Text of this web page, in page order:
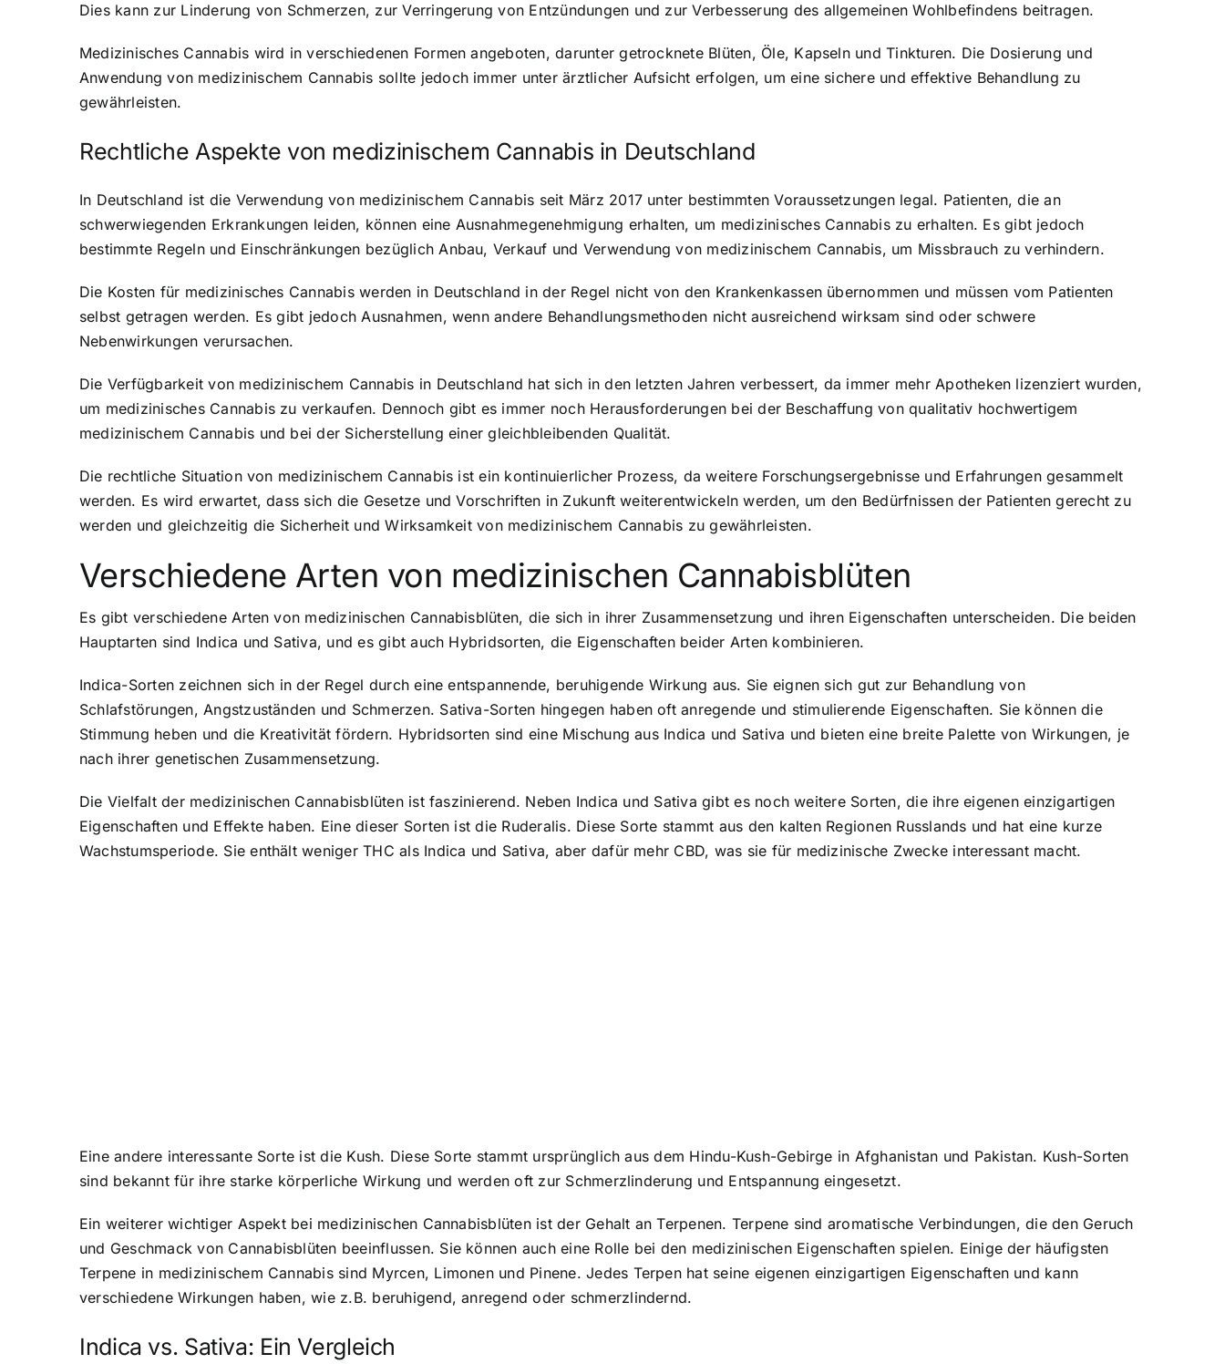
Dies kann zur Linderung von Schmerzen, zur Verringerung von Entzündungen und zur Verbesserung des allgemeinen Wohlbefindens beitragen.
Medizinisches Cannabis wird in verschiedenen Formen angeboten, darunter getrocknete Blüten, Öle, Kapseln und Tinkturen. Die Dosierung und
Anwendung von medizinischem Cannabis sollte jedoch immer unter ärztlicher Aufsicht erfolgen, um eine sichere und effektive Behandlung zu
gewährleisten.
Rechtliche Aspekte von medizinischem Cannabis in Deutschland
In Deutschland ist die Verwendung von medizinischem Cannabis seit März 2017 unter bestimmten Voraussetzungen legal. Patienten, die an
schwerwiegenden Erkrankungen leiden, können eine Ausnahmegenehmigung erhalten, um medizinisches Cannabis zu erhalten. Es gibt jedoch
bestimmte Regeln und Einschränkungen bezüglich Anbau, Verkauf und Verwendung von medizinischem Cannabis, um Missbrauch zu verhindern.
Die Kosten für medizinisches Cannabis werden in Deutschland in der Regel nicht von den Krankenkassen übernommen und müssen vom Patienten
selbst getragen werden. Es gibt jedoch Ausnahmen, wenn andere Behandlungsmethoden nicht ausreichend wirksam sind oder schwere
Nebenwirkungen verursachen.
Die Verfügbarkeit von medizinischem Cannabis in Deutschland hat sich in den letzten Jahren verbessert, da immer mehr Apotheken lizenziert wurden,
um medizinisches Cannabis zu verkaufen. Dennoch gibt es immer noch Herausforderungen bei der Beschaffung von qualitativ hochwertigem
medizinischem Cannabis und bei der Sicherstellung einer gleichbleibenden Qualität.
Die rechtliche Situation von medizinischem Cannabis ist ein kontinuierlicher Prozess, da weitere Forschungsergebnisse und Erfahrungen gesammelt
werden. Es wird erwartet, dass sich die Gesetze und Vorschriften in Zukunft weiterentwickeln werden, um den Bedürfnissen der Patienten gerecht zu
werden und gleichzeitig die Sicherheit und Wirksamkeit von medizinischem Cannabis zu gewährleisten.
Verschiedene Arten von medizinischen Cannabisblüten
Es gibt verschiedene Arten von medizinischen Cannabisblüten, die sich in ihrer Zusammensetzung und ihren Eigenschaften unterscheiden. Die beiden
Hauptarten sind Indica und Sativa, und es gibt auch Hybridsorten, die Eigenschaften beider Arten kombinieren.
Indica-Sorten zeichnen sich in der Regel durch eine entspannende, beruhigende Wirkung aus. Sie eignen sich gut zur Behandlung von
Schlafstörungen, Angstzuständen und Schmerzen. Sativa-Sorten hingegen haben oft anregende und stimulierende Eigenschaften. Sie können die
Stimmung heben und die Kreativität fördern. Hybridsorten sind eine Mischung aus Indica und Sativa und bieten eine breite Palette von Wirkungen, je
nach ihrer genetischen Zusammensetzung.
Die Vielfalt der medizinischen Cannabisblüten ist faszinierend. Neben Indica und Sativa gibt es noch weitere Sorten, die ihre eigenen einzigartigen
Eigenschaften und Effekte haben. Eine dieser Sorten ist die Ruderalis. Diese Sorte stammt aus den kalten Regionen Russlands und hat eine kurze
Wachstumsperiode. Sie enthält weniger THC als Indica und Sativa, aber dafür mehr CBD, was sie für medizinische Zwecke interessant macht.
Eine andere interessante Sorte ist die Kush. Diese Sorte stammt ursprünglich aus dem Hindu-Kush-Gebirge in Afghanistan und Pakistan. Kush-Sorten
sind bekannt für ihre starke körperliche Wirkung und werden oft zur Schmerzlinderung und Entspannung eingesetzt.
Ein weiterer wichtiger Aspekt bei medizinischen Cannabisblüten ist der Gehalt an Terpenen. Terpene sind aromatische Verbindungen, die den Geruch
und Geschmack von Cannabisblüten beeinflussen. Sie können auch eine Rolle bei den medizinischen Eigenschaften spielen. Einige der häufigsten
Terpene in medizinischem Cannabis sind Myrcen, Limonen und Pinene. Jedes Terpen hat seine eigenen einzigartigen Eigenschaften und kann
verschiedene Wirkungen haben, wie z.B. beruhigend, anregend oder schmerzlindernd.
Indica vs. Sativa: Ein Vergleich